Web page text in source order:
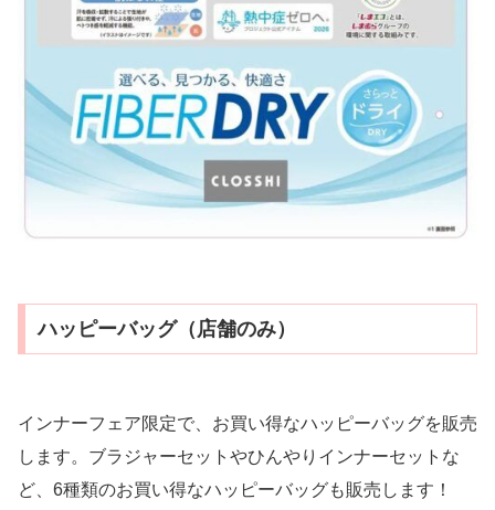
ハッピーバッグ（店舗のみ）
インナーフェア限定で、お買い得なハッピーバッグを販売
します。ブラジャーセットやひんやりインナーセットな
ど、6種類のお買い得なハッピーバッグも販売します！